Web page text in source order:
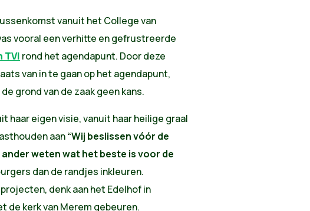
vanuit het College van
vooral een verhitte en gefrustreerde
TVl rond het agendapunt. Door deze
van in te gaan op het agendapunt,
grond van de zaak geen kans.
haar eigen visie, vanuit haar heilige graal
aan“Wij beslissen vóór de
weten wat het beste is voor de
dan de randjes inkleuren.
denk aan het Edelhof in
de kerk van Merem gebeuren.